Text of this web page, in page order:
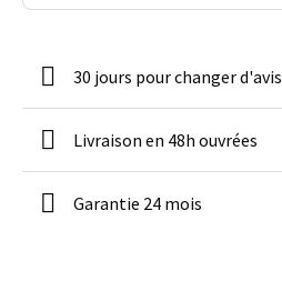
30 jours pour changer d'avis
Livraison en 48h ouvrées
Garantie 24 mois